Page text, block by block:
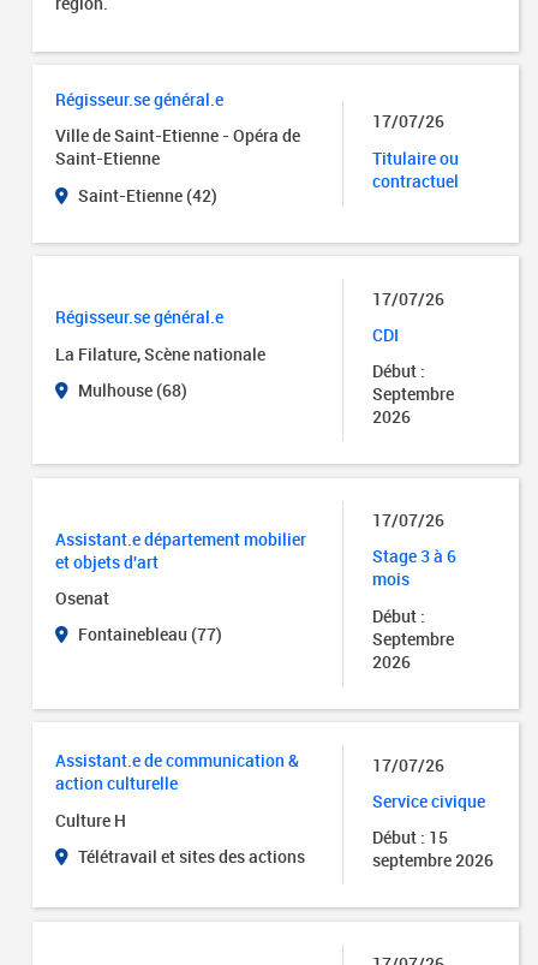
Régisseur.se général.e
Ville de Saint-Etienne - Opéra de
Saint-Etienne
Saint-Etienne (42)
17/07/26
Titulaire ou
contractuel
Régisseur.se général.e
La Filature, Scène nationale
Mulhouse (68)
17/07/26
CDI
Début :
Septembre
2026
Assistant.e département mobilier
et objets d'art
Osenat
Fontainebleau (77)
17/07/26
Stage 3 à 6
mois
Début :
Septembre
2026
Assistant.e de communication &
action culturelle
Culture H
Télétravail et sites des actions
17/07/26
Service civique
Début : 15
septembre 2026